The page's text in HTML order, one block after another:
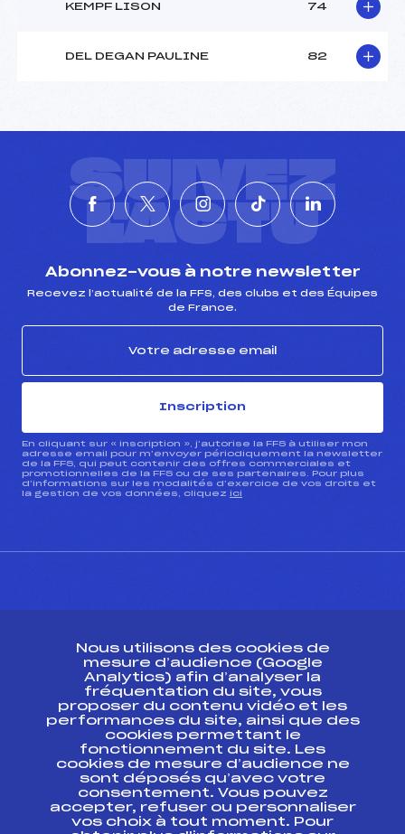
KEMPF LISON 74
DEL DEGAN PAULINE 82
SUIVEZ
L'ACTU
Abonnez-vous à notre newsletter
Recevez l’actualité de la FFS, des clubs et des Équipes
de France.
Inscription
En cliquant sur « inscription », j’autorise la FFS à utiliser mon
adresse email pour m’envoyer périodiquement la newsletter
de la FFS, qui peut contenir des offres commerciales et
promotionnelles de la FFS ou de ses partenaires. Pour plus
d’informations sur les modalités d’exercice de vos droits et
la gestion de vos données, cliquez ici
Ressources
Pass’Neige
Projet sportif fédéral
Projet de performance fédéral
Antidopage
Pôle Développement, Formation, Suivi
Scientifique
Nous utilisons des cookies de
mesure d’audience (Google
Analytics) afin d’analyser la
fréquentation du site, vous
proposer du contenu vidéo et les
performances du site, ainsi que des
cookies permettant le
fonctionnement du site. Les
cookies de mesure d’audience ne
sont déposés qu’avec votre
consentement. Vous pouvez
accepter, refuser ou personnaliser
vos choix à tout moment. Pour